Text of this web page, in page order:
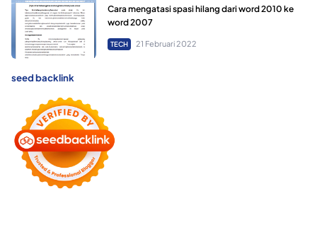
Cara mengatasi spasi hilang dari word 2010 ke
word 2007
TECH 21 Februari 2022
seed backlink